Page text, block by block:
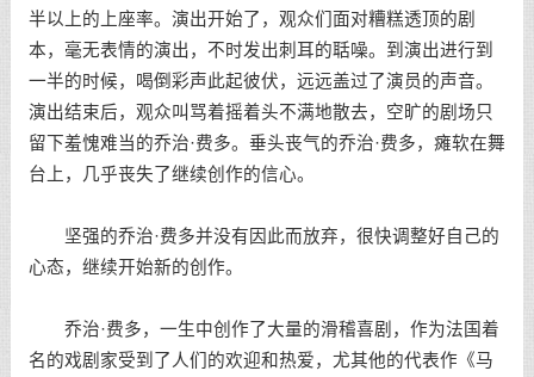
半以上的上座率。演出开始了，观众们面对糟糕透顶的剧
本，毫无表情的演出，不时发出刺耳的聒噪。到演出进行到
一半的时候，喝倒彩声此起彼伏，远远盖过了演员的声音。
演出结束后，观众叫骂着摇着头不满地散去，空旷的剧场只
留下羞愧难当的乔治·费多。垂头丧气的乔治·费多，瘫软在舞
台上，几乎丧失了继续创作的信心。
坚强的乔治·费多并没有因此而放弃，很快调整好自己的
心态，继续开始新的创作。
乔治·费多，一生中创作了大量的滑稽喜剧，作为法国着
名的戏剧家受到了人们的欢迎和热爱，尤其他的代表作《马